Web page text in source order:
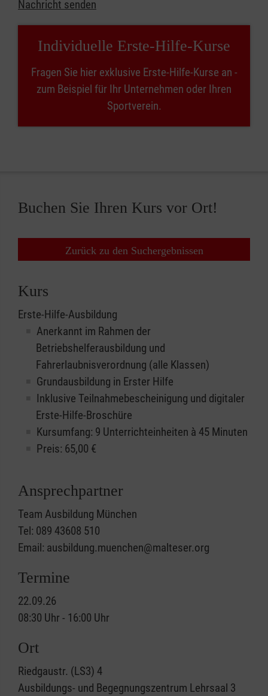
Nachricht senden
Individuelle Erste-Hilfe-Kurse
Fragen Sie hier exklusive Erste-Hilfe-Kurse an -
zum Beispiel für Ihr Unternehmen oder Ihren
Sportverein.
Buchen Sie Ihren Kurs vor Ort!
Zurück zu den Suchergebnissen
Kurs
Erste-Hilfe-Ausbildung
Anerkannt im Rahmen der
Betriebshelferausbildung und
Fahrerlaubnisverordnung (alle Klassen)
Grundausbildung in Erster Hilfe
Inklusive Teilnahmebescheinigung und digitaler
Erste-Hilfe-Broschüre
Kursumfang: 9 Unterrichteinheiten à 45 Minuten
Preis: 65,00 €
Ansprechpartner
Team Ausbildung München
Tel: 089 43608 510
Email: ausbildung.muenchen@malteser.org
Termine
22.09.26
08:30 Uhr - 16:00 Uhr
Ort
Riedgaustr. (LS3) 4
Ausbildungs- und Begegnungszentrum Lehrsaal 3